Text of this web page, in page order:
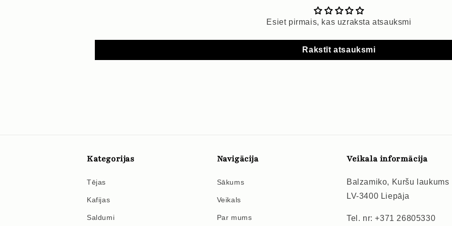
Esiet pirmais, kas uzraksta atsauksmi
Rakstīt atsauksmi
Kategorijas
Tējas
Kafijas
Saldumi
Navigācija
Sākums
Veikals
Par mums
Veikala informācija
Balzamiko, Kuršu laukums
LV-3400 Liepāja
Tel. nr: +371 26805330